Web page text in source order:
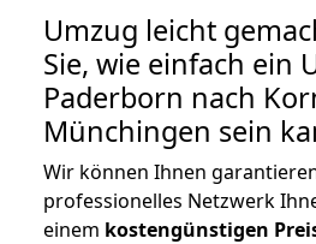
Umzug leicht
Sie, wie einfach ein
Paderborn nach
Münchingen sein
Wir können Ihnen
professionelles Netzwerk
einem kostengünstigen